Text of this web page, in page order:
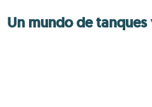
Un mundo de